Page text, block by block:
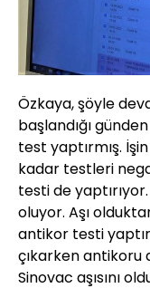
Özkaya, şöyle
başlandığı
test yaptırmış. İşin
kadar testleri
testi de yaptırıyor.
oluyor. Aşı
antikor testi
çıkarken antikoru
Sinovac aşısını